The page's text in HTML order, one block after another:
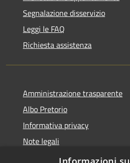
Segnalazione disservizio
Leggi le FAQ
Richiesta assistenza
Amministrazione trasparente
Albo Pretorio
Informativa privacy
Note legali
Dichiarazione di accessibilità